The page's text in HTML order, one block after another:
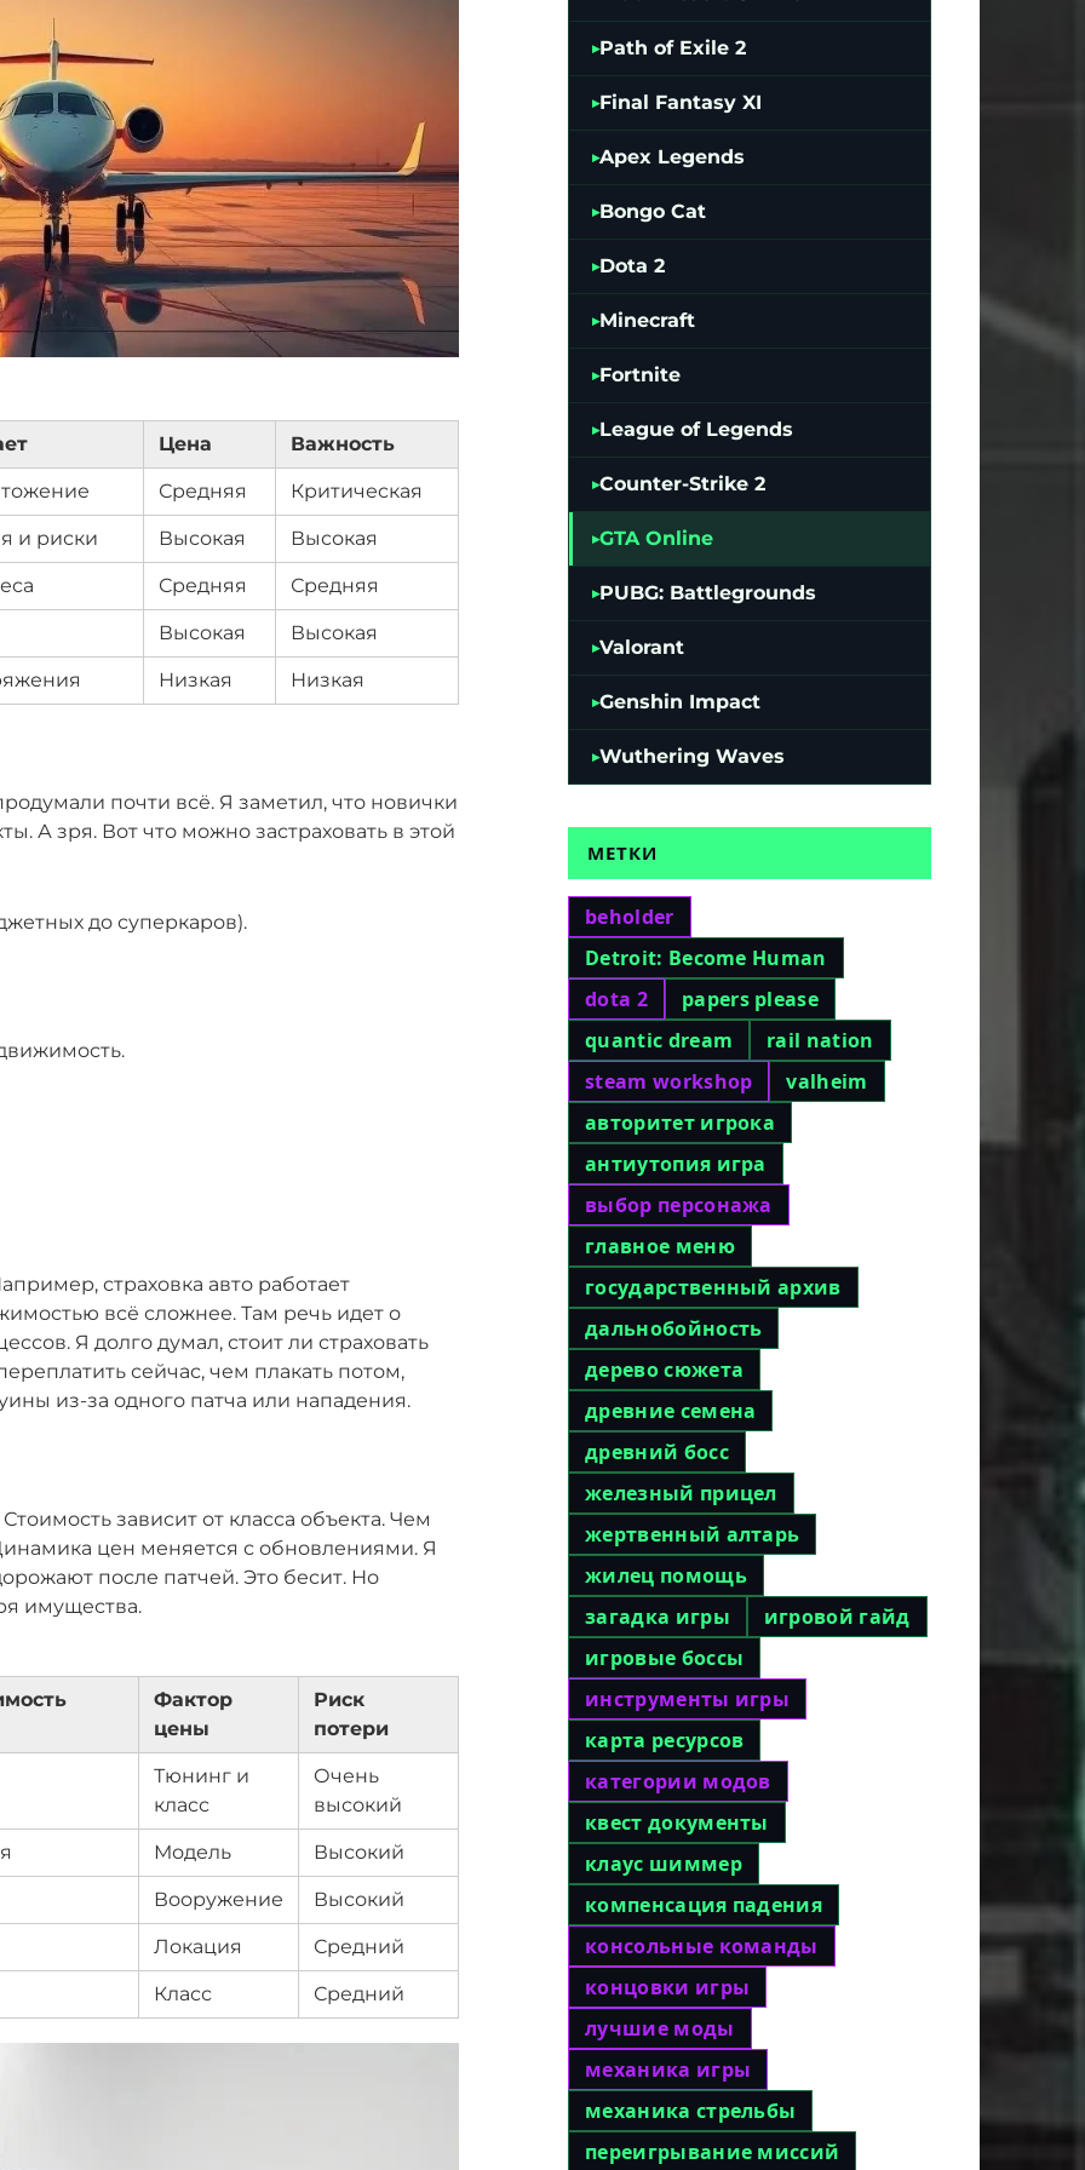
Цена Важность
Средняя Критическая
и риски Высокая Высокая
Средняя Средняя
Высокая Высокая
Низкая Низкая
почти всё. Я заметил, что новички
А зря. Вот что можно застраховать в этой
до суперкаров).
страховка авто работает
всё сложнее. Там речь идет о
Я долго думал, стоит ли страховать
сейчас, чем плакать потом,
из-за одного патча или нападения.
зависит от класса объекта. Чем
цен меняется с обновлениями. Я
после патчей. Это бесит. Но
имущества.
Фактор
цены
Риск
потери
Тюнинг и
класс
Очень
высокий
Модель Высокий
Вооружение Высокий
Локация Средний
Класс Средний
Path of Exile 2
Final Fantasy XI
Apex Legends
Bongo Cat
Dota 2
Minecraft
Fortnite
League of Legends
Counter-Strike 2
GTA Online
PUBG: Battlegrounds
Valorant
Genshin Impact
Wuthering Waves
МЕТКИ
beholder
Detroit: Become Human
dota 2
papers please
quantic dream
rail nation
steam workshop
valheim
авторитет игрока
антиутопия игра
выбор персонажа
главное меню
государственный архив
дальнобойность
дерево сюжета
древние семена
древний босс
железный прицел
жертвенный алтарь
жилец помощь
загадка игры
игровой гайд
игровые боссы
инструменты игры
карта ресурсов
категории модов
квест документы
клаус шиммер
компенсация падения
консольные команды
концовки игры
лучшие моды
механика игры
механика стрельбы
переигрывание миссий